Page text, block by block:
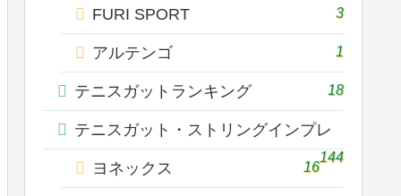
FURI SPORT 3
アルテンゴ 1
テニスガットランキング 18
テニスガット・ストリングインプレ
144
ヨネックス 16